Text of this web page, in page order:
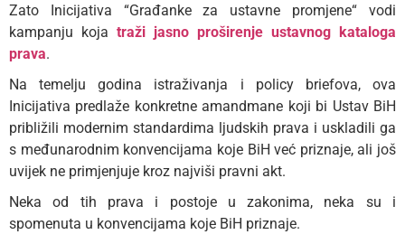
Zato Inicijativa “Građanke za ustavne promjene“ vodi
kampanju koja traži jasno proširenje ustavnog kataloga
prava.
Na temelju godina istraživanja i policy briefova, ova
Inicijativa predlaže konkretne amandmane koji bi Ustav BiH
približili modernim standardima ljudskih prava i uskladili ga
s međunarodnim konvencijama koje BiH već priznaje, ali još
uvijek ne primjenjuje kroz najviši pravni akt.
Neka od tih prava i postoje u zakonima, neka su i
spomenuta u konvencijama koje BiH priznaje.